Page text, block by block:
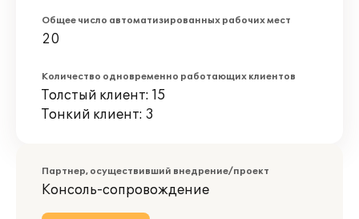
Общее число автоматизированных рабочих мест
20
Количество одновременно работающих клиентов
Толстый клиент: 15
Тонкий клиент: 3
Партнер, осуществивший внедрение/проект
Консоль-сопровождение